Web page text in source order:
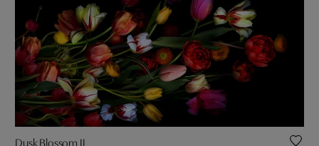
Dusk Blossom II